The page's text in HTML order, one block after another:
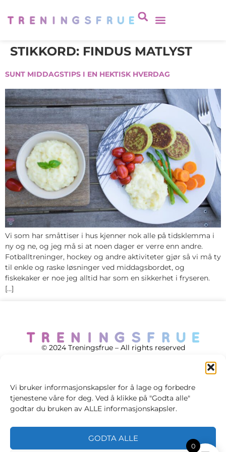
Vi bruker informasjonskapsler for å lage og forbedre
tjenestene våre for deg. Ved å klikke på "Godta alle"
godtar du bruken av ALLE informasjonskapsler.
GODTA ALLE
STIKKORD: FINDUS MATLYST
SUNT MIDDAGSTIPS I EN HEKTISK HVERDAG
Vi som har småttiser i hus kjenner nok alle på tidsklemma i
ny og ne, og jeg må si at noen dager er verre enn andre.
Fotballtreninger, hockey og andre aktiviteter gjør så vi må ty
til enkle og raske løsninger ved middagsbordet, og
fiskekaker er noe jeg alltid har som en sikkerhet i fryseren.
[…]
© 2024 Treningsfrue – All rights reserved
Cookie policy
Personvernsvilkår
0